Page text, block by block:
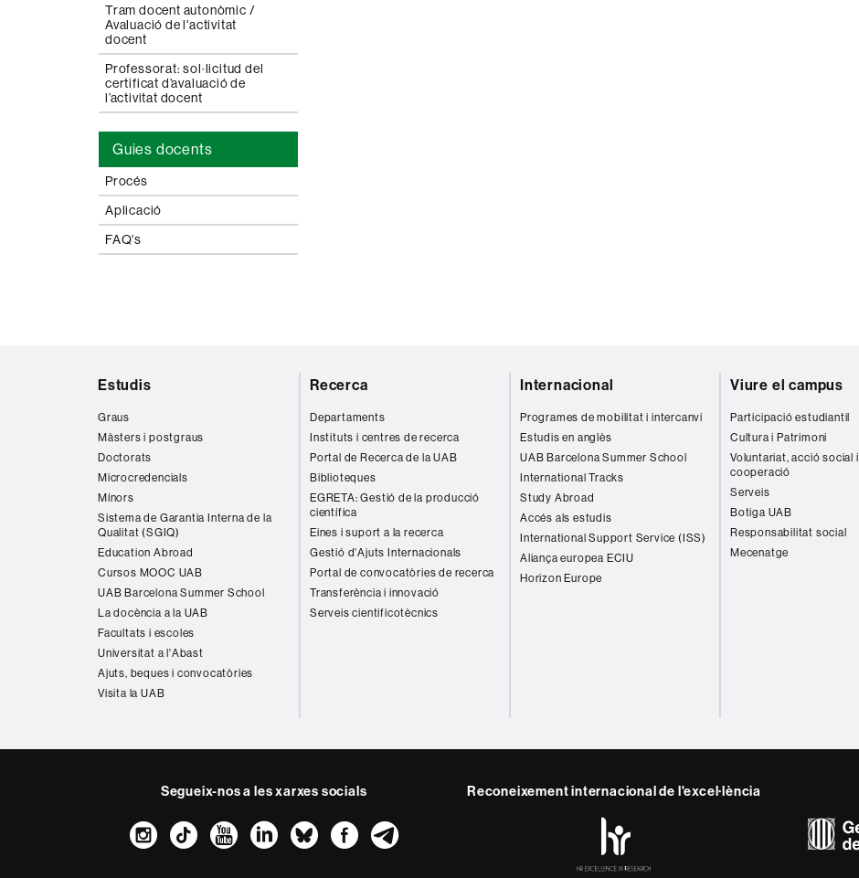
Tram docent autonòmic /
Avaluació de l'activitat
docent
Professorat: sol·licitud del
certificat d’avaluació de
l’activitat docent
Guies docents
Procés
Aplicació
FAQ's
Estudis
Graus
Màsters i postgraus
Doctorats
Microcredencials
Mínors
Sistema de Garantia Interna de la
Qualitat (SGIQ)
Education Abroad
Cursos MOOC UAB
UAB Barcelona Summer School
La docència a la UAB
Facultats i escoles
Universitat a l'Abast
Ajuts, beques i convocatòries
Visita la UAB
Recerca
Departaments
Instituts i centres de recerca
Portal de Recerca de la UAB
Biblioteques
EGRETA: Gestió de la producció
científica
Eines i suport a la recerca
Gestió d'Ajuts Internacionals
Portal de convocatòries de recerca
Transferència i innovació
Serveis cientificotècnics
Internacional
Programes de mobilitat i intercanvi
Estudis en anglès
UAB Barcelona Summer School
International Tracks
Study Abroad
Accés als estudis
International Support Service (ISS)
Aliança europea ECIU
Horizon Europe
Viure el campus
Participació estudiantil
Cultura i Patrimoni
Voluntariat, acció social i
cooperació
Serveis
Botiga UAB
Responsabilitat social
Mecenatge
Segueix-nos a les xarxes socials
Instagram
TikTokYouTube
LinkedIn
BlueskyFacebook
Telegram
Reconeixement internacional de l'excel·lència